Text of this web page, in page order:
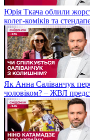
Юрія Ткача облили
колег-коміків та
Як Анна Саліванчук
чоловіком? – ЖВЛ